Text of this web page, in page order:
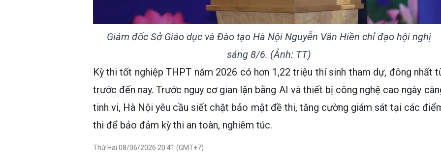
Giám đốc Sở Giáo dục và Đào tạo Hà Nội Nguyễn Văn Hiền chỉ đạo hội nghị
sáng 8/6. (Ảnh: TT)
Kỳ thi tốt nghiệp THPT năm 2026 có hơn 1,22 triệu thí sinh tham dự, đông nhất
trước đến nay. Trước nguy cơ gian lận bằng AI và thiết bị công nghệ cao ngày
tinh vi, Hà Nội yêu cầu siết chặt bảo mật đề thi, tăng cường giám sát tại các
thi để bảo đảm kỳ thi an toàn, nghiêm túc.
Thứ Hai 08/06/2026 20:41 (GMT+7)